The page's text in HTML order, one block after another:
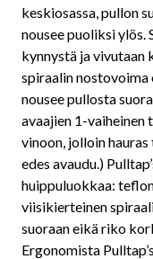
keskiosassa, pullon
nousee puoliksi ylös.
kynnystä ja vivutaan
spiraalin nostovoima
nousee pullosta
avaajien 1-vaiheinen
vinoon, jolloin
edes avaudu.)
huippuluokkaa:
viisikierteinen
suoraan eikä riko
Ergonomista